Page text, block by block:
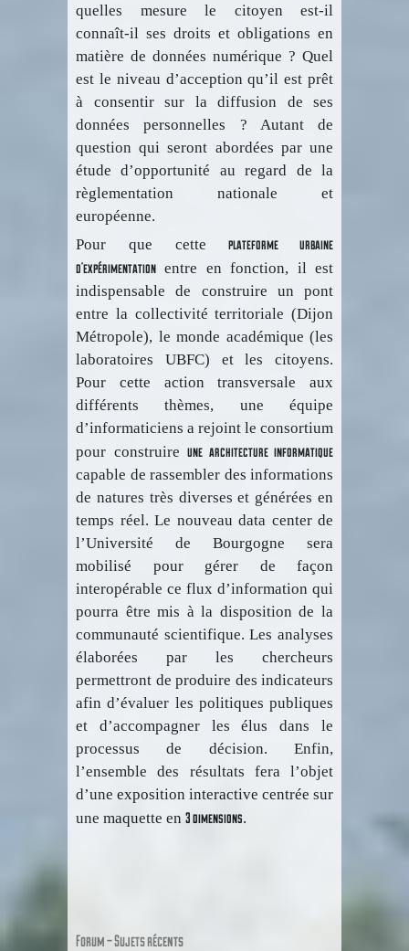
quelles mesure le citoyen est-il
connaît-il ses droits et obligations en
matière de données numérique ? Quel
est le niveau d’acception qu’il est prêt
à consentir sur la diffusion de ses
données personnelles ? Autant de
question qui seront abordées par une
étude d’opportunité au regard de la
règlementation nationale et
européenne.
Pour que cetteplateforme urbaine
d’expérimentation entre en fonction, il est
indispensable de construire un pont
entre la collectivité territoriale (Dijon
Métropole), le monde académique (les
laboratoires UBFC) et les citoyens.
Pour cette action transversale aux
différents thèmes, une équipe
d’informaticiens a rejoint le consortium
pour construire une architecture informatique
capable de rassembler des informations
de natures très diverses et générées en
temps réel. Le nouveau data center de
l’Université de Bourgogne sera
mobilisé pour gérer de façon
interopérable ce flux d’information qui
pourra être mis à la disposition de la
communauté scientifique. Les analyses
élaborées par les chercheurs
permettront de produire des indicateurs
afin d’évaluer les politiques publiques
et d’accompagner les élus dans le
processus de décision. Enfin,
l’ensemble des résultats fera l’objet
d’une exposition interactive centrée sur
une maquette en 3 dimensions.
Forum – Sujets récents